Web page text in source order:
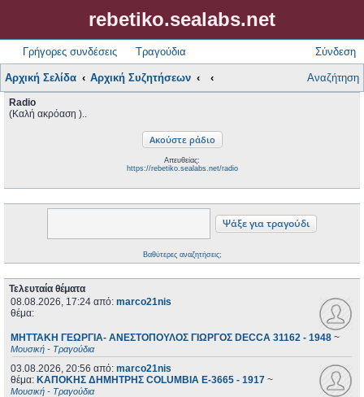
rebetiko.sealabs.net
Γρήγορες συνδέσεις Τραγούδια Σύνδεση
Αρχική Σελίδα Αρχική Συζητήσεων Αναζήτηση
Radio
(Καλή ακρόαση )..
Απευθείας:
https://rebetiko.sealabs.net/radio
Βαθύτερες αναζητήσεις;
Τελευταία θέματα
08.08.2026, 17:24 από: marco21nis
θέμα:
ΜΗΤΤΑΚΗ ΓΕΩΡΓΙΑ- ΑΝΕΣΤΟΠΟΥΛΟΣ ΓΙΩΡΓΟΣ DECCA 31162 - 1948 ~
Μουσική - Τραγούδια
03.08.2026, 20:56 από: marco21nis
θέμα: ΚΑΠΟΚΗΣ ΔΗΜΗΤΡΗΣ COLUMBIA E-3665 - 1917 ~
Μουσική - Τραγούδια